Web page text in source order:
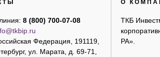
8 (800) 700-07-08
Федерация, 191119,
ул. Марата, д. 69-71,
О
ТКБ
РА».